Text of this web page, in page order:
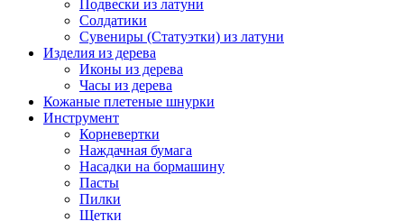
Подвески из латуни
Солдатики
Сувениры (Статуэтки) из латуни
Изделия из дерева
Иконы из дерева
Часы из дерева
Кожаные плетеные шнурки
Инструмент
Корневертки
Наждачная бумага
Насадки на бормашину
Пасты
Пилки
Щетки